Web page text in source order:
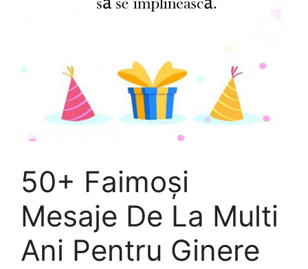
50+ Faimoși
Mesaje De La Multi
Ani Pentru Ginere